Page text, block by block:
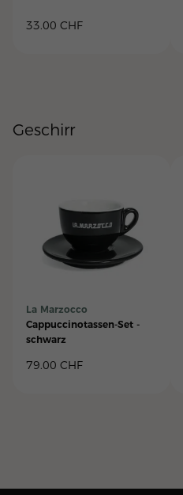
33.00 CHF
Geschirr
La Marzocco
Cappuccinotassen-Set -
schwarz
79.00 CHF